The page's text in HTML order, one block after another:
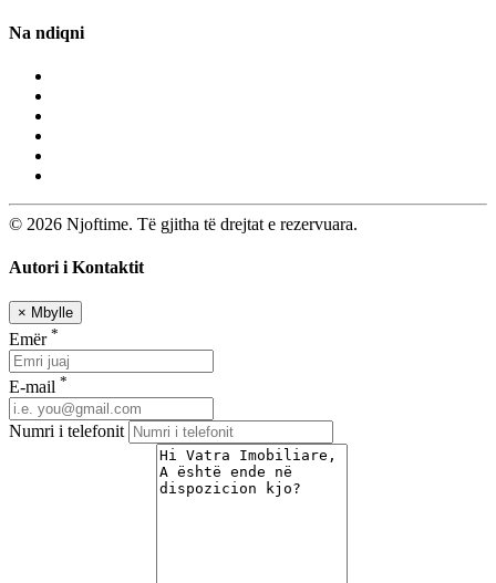
Na ndiqni
© 2026 Njoftime. Të gjitha të drejtat e rezervuara.
Autori i Kontaktit
× Mbylle
Emër *
E-mail *
Numri i telefonit